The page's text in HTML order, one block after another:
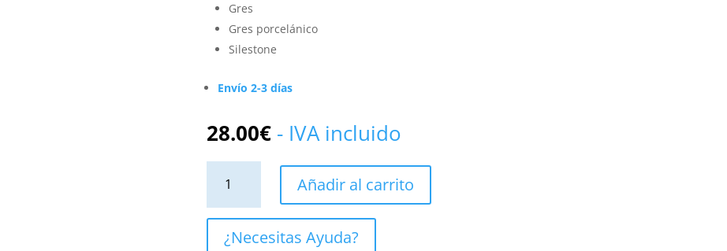
Gres
Gres porcelánico
Silestone
Envío 2-3 días
28.00€ - IVA incluido
Antideslizante
para
bañeras
,
platos
Añadir al carrito
¿Necesitas Ayuda?